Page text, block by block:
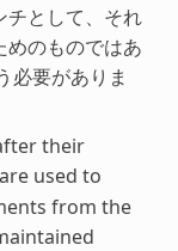
チとして、それ
めのものではあ
必要がありま
their
used to
from the